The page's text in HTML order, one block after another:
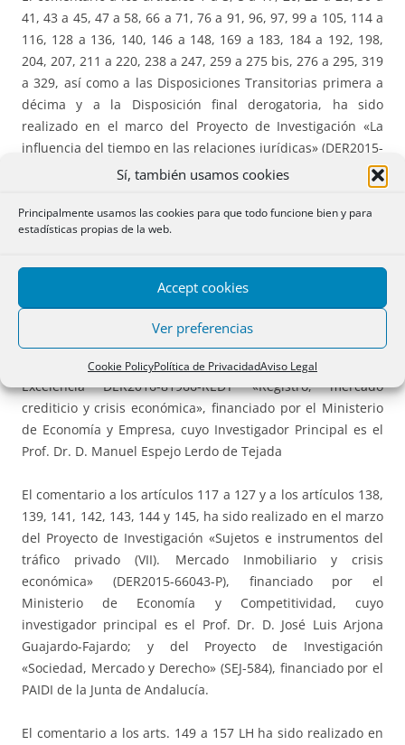
Sí, también usamos cookies
Principalmente usamos las cookies para que todo funcione bien y para
estadísticas propias de la web.
Accept cookies
Ver preferencias
Cookie PolicyPolítica de PrivacidadAviso Legal
41, 43 a 45, 47 a 58, 66 a 71, 76 a 91, 96, 97, 99 a 105, 114 a
116, 128 a 136, 140, 146 a 148, 169 a 183, 184 a 192, 198,
204, 207, 211 a 220, 238 a 247, 259 a 275 bis, 276 a 295, 319
a 329, así como a las Disposiciones Transitorias primera a
décima y a la Disposición final derogatoria, ha sido
realizado en el marco del Proyecto de Investigación «La
influencia del tiempo en las relaciones jurídicas» (DER2015-
69718-R), financiado por el Ministerio de Economía y
Competitividad, cuyos investigadores principales son los
Profesores. Dres. D. Andrés Domínguez Luelmo y D. Jacobo
Mateo Sanz.
El comentario a los artículos 5 a 17, 20, 23 a 28, 30 a 41, 43
a 45, 47 a 58, 66 a 71, 76 a 91, 96, 97, 99 a 105, 114 a 116,
128 a 136, 140, 146 a 148, 169 a 183, 184 a 192, 198, 204,
207, 211 a 220, 238 a 247, 259 a 275 bis, 276 a 295, y 319 a
328, ha sido realizado en el marco del Proyecto Redes de
Excelencia DER2016-81966-REDT «Registro, mercado
crediticio y crisis económica», financiado por el Ministerio
de Economía y Empresa, cuyo Investigador Principal es el
Prof. Dr. D. Manuel Espejo Lerdo de Tejada
El comentario a los artículos 117 a 127 y a los artículos 138,
139, 141, 142, 143, 144 y 145, ha sido realizado en el marzo
del Proyecto de Investigación «Sujetos e instrumentos del
tráfico privado (VII). Mercado Inmobiliario y crisis
económica» (DER2015-66043-P), financiado por el
Ministerio de Economía y Competitividad, cuyo
investigador principal es el Prof. Dr. D. José Luis Arjona
Guajardo-Fajardo; y del Proyecto de Investigación
«Sociedad, Mercado y Derecho» (SEJ-584), financiado por el
PAIDI de la Junta de Andalucía.
El comentario a los arts. 149 a 157 LH ha sido realizado en